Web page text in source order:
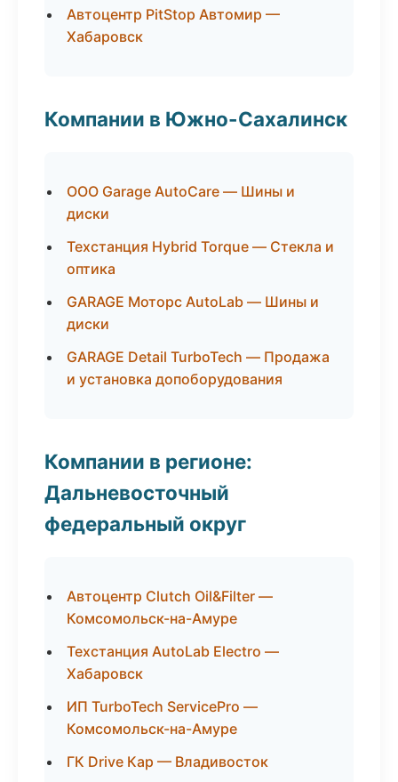
Автоцентр PitStop Автомир —
Хабаровск
Компании в Южно-Сахалинск
ООО Garage AutoCare — Шины и
диски
Техстанция Hybrid Torque — Стекла и
оптика
GARAGE Моторс AutoLab — Шины и
диски
GARAGE Detail TurboTech — Продажа
и установка допоборудования
Компании в регионе:
Дальневосточный
федеральный округ
Автоцентр Clutch Oil&Filter —
Комсомольск-на-Амуре
Техстанция AutoLab Electro —
Хабаровск
ИП TurboTech ServicePro —
Комсомольск-на-Амуре
ГК Drive Кар — Владивосток